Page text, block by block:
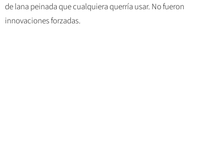
de lana peinada que cualquiera querría usar. No fueron
innovaciones forzadas.